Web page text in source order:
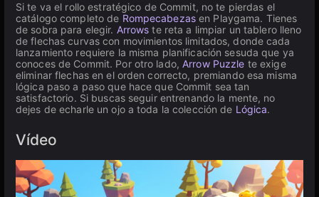
Si te va el rollo estratégico de Commit, no te pierdas el
catálogo completo de Rompecabezasen Playgama. Tienes
de sobra para elegir. Arrows te reta a limpiar un tablero lleno
de flechas curvas con movimientos limitados, donde cada
lanzamiento requiere la misma planificación sesuda que ya
conoces de Commit. Por otro lado,Arrow Puzzle te exige
eliminar flechas en el orden correcto, premiando esa misma
lógica paso a paso que hace que Commit sea tan
satisfactorio. Si buscas seguir entrenando la mente, no
dejes de echarle un ojo a toda la colección de Lógica.
Vídeo